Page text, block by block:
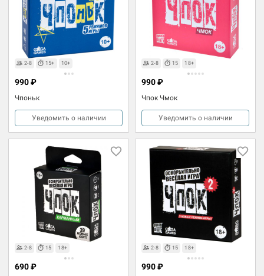
2-8 15+ 10+
Чпоньк
990 ₽
Уведомить о наличии
2-8 15 18+
Чпок Чмок
990 ₽
Уведомить о наличии
2-8 15 18+
690 ₽
2-8 15 18+
990 ₽